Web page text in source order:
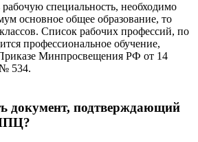
специальность, необходимо
основное общее образование, то
Список рабочих профессий, по
профессиональное обучение,
Минпросвещения РФ от 14
534.
документ, подтверждающий